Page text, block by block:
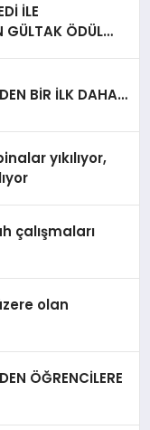
İLE
GÜLTAK ÖDÜL
BİR İLK DAHA…
yıkılıyor,
çalışmaları
olan
ÖĞRENCİLERE